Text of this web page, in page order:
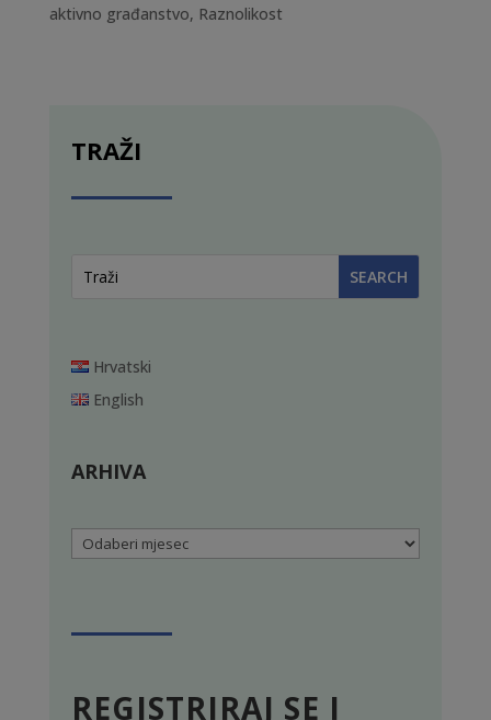
aktivno građanstvo, Raznolikost
TRAŽI
Hrvatski
English
ARHIVA
Arhiva
REGISTRIRAJ SE I